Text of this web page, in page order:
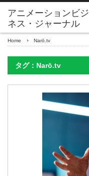
アニメーションビジ
ネス・ジャーナル
Home Narō.tv
タグ：Narō.tv